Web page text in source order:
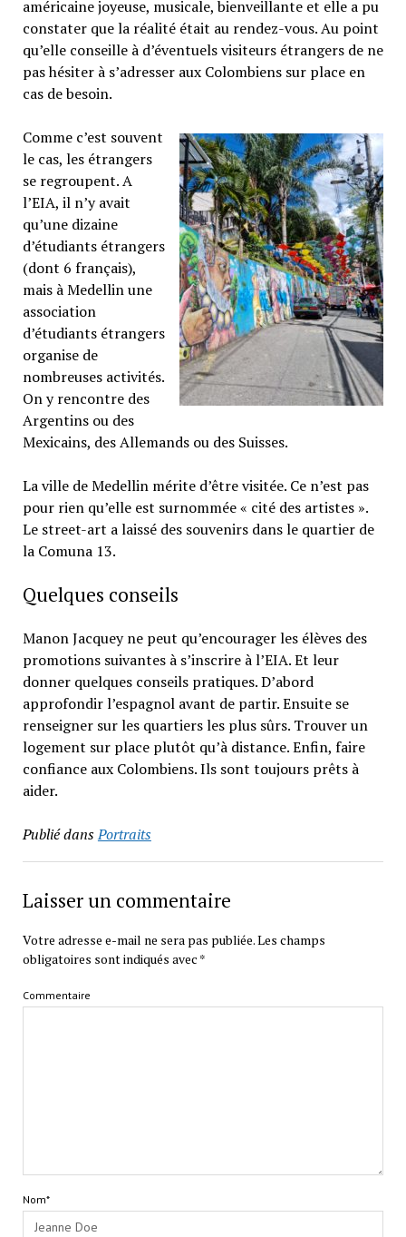
américaine joyeuse, musicale, bienveillante et elle a pu
constater que la réalité était au rendez-vous. Au point
qu’elle conseille à d’éventuels visiteurs étrangers de ne
pas hésiter à s’adresser aux Colombiens sur place en
cas de besoin.
Comme c’est souvent
le cas, les étrangers
se regroupent. A
l’EIA, il n’y avait
qu’une dizaine
d’étudiants étrangers
(dont 6 français),
mais à Medellin une
association
d’étudiants étrangers
organise de
nombreuses activités.
On y rencontre des
Argentins ou des
Mexicains, des Allemands ou des Suisses.
La ville de Medellin mérite d’être visitée. Ce n’est pas
pour rien qu’elle est surnommée « cité des artistes ».
Le street-art a laissé des souvenirs dans le quartier de
la Comuna 13.
Quelques conseils
Manon Jacquey ne peut qu’encourager les élèves des
promotions suivantes à s’inscrire à l’EIA. Et leur
donner quelques conseils pratiques. D’abord
approfondir l’espagnol avant de partir. Ensuite se
renseigner sur les quartiers les plus sûrs. Trouver un
logement sur place plutôt qu’à distance. Enfin, faire
confiance aux Colombiens. Ils sont toujours prêts à
aider.
Publié dansPortraits
Laisser un commentaire
Votre adresse e-mail ne sera pas publiée.Les champs
obligatoires sont indiqués avec *
Commentaire
Nom*